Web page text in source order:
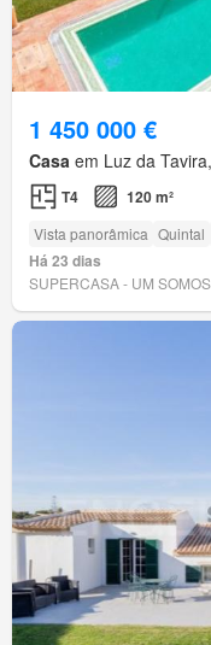
1 450 000 €
Casa em Luz da
T4 120 m²
Vista panorâmica Quintal
Há 23 dias
SUPERCASA - UM